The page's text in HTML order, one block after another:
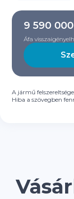
9 590 000
Áfa
A jármű
Hiba a szövegben